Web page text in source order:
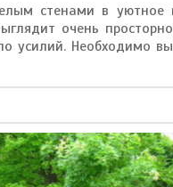
стенами в
очень
усилий. Необходимо